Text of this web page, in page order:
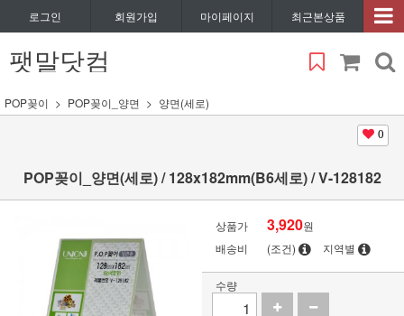
로그인 회원가입 마이페이지 최근본상품
팻말닷컴
POP꽂이 POP꽂이_양면 양면(세로)
0
POP꽂이_양면(세로) / 128x182mm(B6세로) / V-128182
상품가 3,920원
배송비
(조건) 지역별
수량